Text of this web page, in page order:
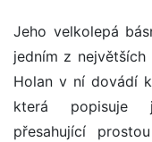
Jeho velkolepá
jedním z
Holan v ní dovádí
která popisuje
přesahující